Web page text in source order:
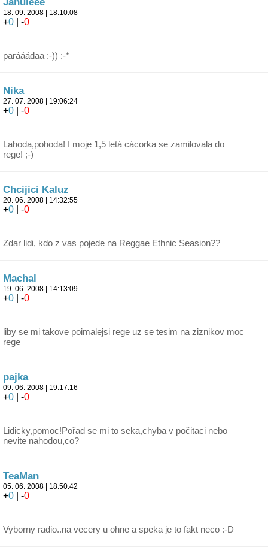
18. 09. 2008 | 18:10:08
+0 | -0
parááádaa :-)) :-*
Nika
27. 07. 2008 | 19:06:24
+0 | -0
Lahoda,pohoda! I moje 1,5 letá cácorka se zamilovala do
rege! ;-)
Chcijici Kaluz
20. 06. 2008 | 14:32:55
+0 | -0
Zdar lidi, kdo z vas pojede na Reggae Ethnic Seasion??
Machal
19. 06. 2008 | 14:13:09
+0 | -0
liby se mi takove poimalejsi rege uz se tesim na ziznikov moc
rege
pajka
09. 06. 2008 | 19:17:16
+0 | -0
Lidicky,pomoc!Pořad se mi to seka,chyba v počitaci nebo
nevite nahodou,co?
TeaMan
05. 06. 2008 | 18:50:42
+0 | -0
Vyborny radio..na vecery u ohne a speka je to fakt neco :-D